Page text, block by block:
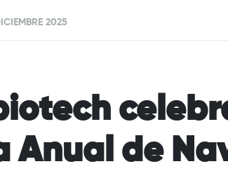
2025
Anual de